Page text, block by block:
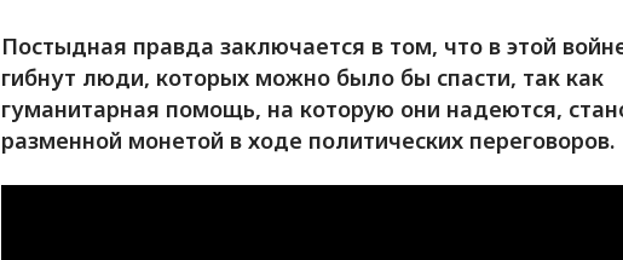
Постыдная правда заключается в том, что в этой
гибнут люди, которых можно было бы спасти, так как
гуманитарная помощь, на которую они надеются,
разменной монетой в ходе политических переговоров.